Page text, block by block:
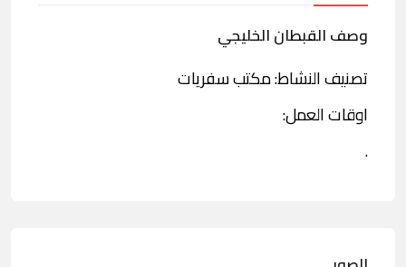
وصف القبطان الخليجي
تصنيف النشاط: مكتب سفريات
اوقات العمل:
.